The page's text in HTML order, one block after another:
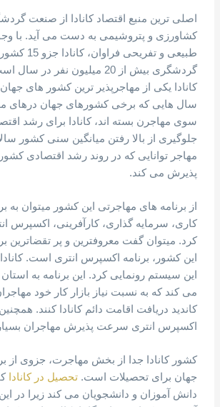
اصلی ترین منبع اقتصاد کانادا از صنعت
کشاورزی و پتروشیمی به دست می آید. با
طبیعی و
گردشگری بیش از 20 میلیون نفر
کانادا یکی از مهاجرپذیر ترین کشور های
سال هایی که برخی کشورهای جهان درهای
سوی مهاجرن بسته اند، کانادا برای رشد
جلوگیری از بالا رفتن میانگین سنی کشور
مهاجر توانایی که در روند رشد اقتصادی کشور
پذیرش می کند.
از برنامه های مهاجرتی این کشور میتوان به
کاری، سرمایه گذاری، کارآفرینی، اکسپرس
کرد. میتوان گفت معروفترین و پر تقضاترین
این سیستم رونمایی کرد. این برنامه به
می کند که به نسبت نیاز بازار کار خود
کاندید دریافت اقامت دائم کانادا کنند.
اکسپرس انتری سرعت پذیرش مهاجران
کشور کانادا جدا از بخش مهاجرت، جزوی از
جهان برای تحصیلات است.تحصیل در کانادا
دانش آموزان و دانشجویان می کند زیرا در